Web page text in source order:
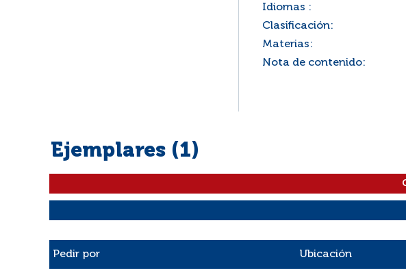
Idiomas :
Clasificación:
Materias:
Nota de contenido:
Ejemplares (1)
Pedir por Ubicación